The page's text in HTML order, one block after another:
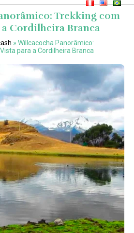
Trekking com
Cordilheira Branca
» Willcacocha Panorâmico:
para a Cordilheira Branca